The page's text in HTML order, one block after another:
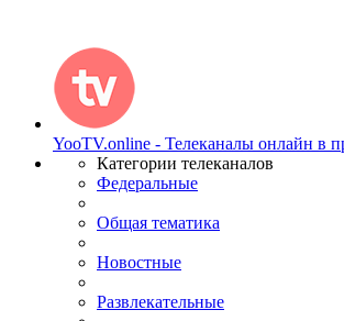
YooTV.online - Телеканалы онлайн в
Категории телеканалов
Федеральные
Общая тематика
Новостные
Развлекательные